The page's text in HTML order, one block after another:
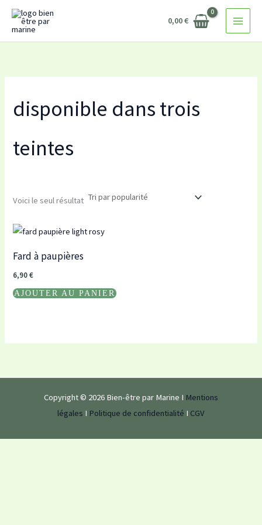
Aller
0,00€
disponible dans trois
teintes
Voici le seul résultat
Fard à paupières
6,90€
AJOUTER AU PANIER
Copyright © 2026 Bien-être par Marine I Mentions
légales I Politique de confidentialité I CGV